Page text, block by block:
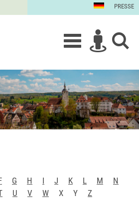
PRESSE
G H I J K L M
N
U V W X Y Z